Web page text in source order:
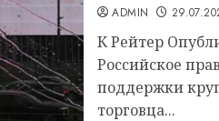
ADMIN
К Рейтер
Российское
поддержки
торговца...